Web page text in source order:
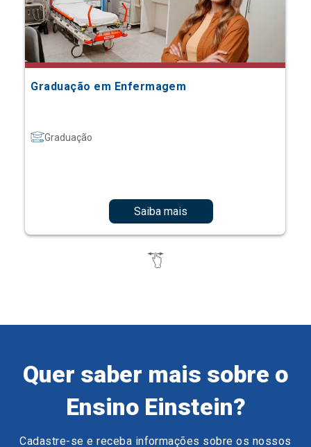
Graduação em Enfermagem
Graduação
Saiba mais
Quer saber mais sobre o
Ensino Einstein?
Cadastre-se e receba informações sobre os nossos